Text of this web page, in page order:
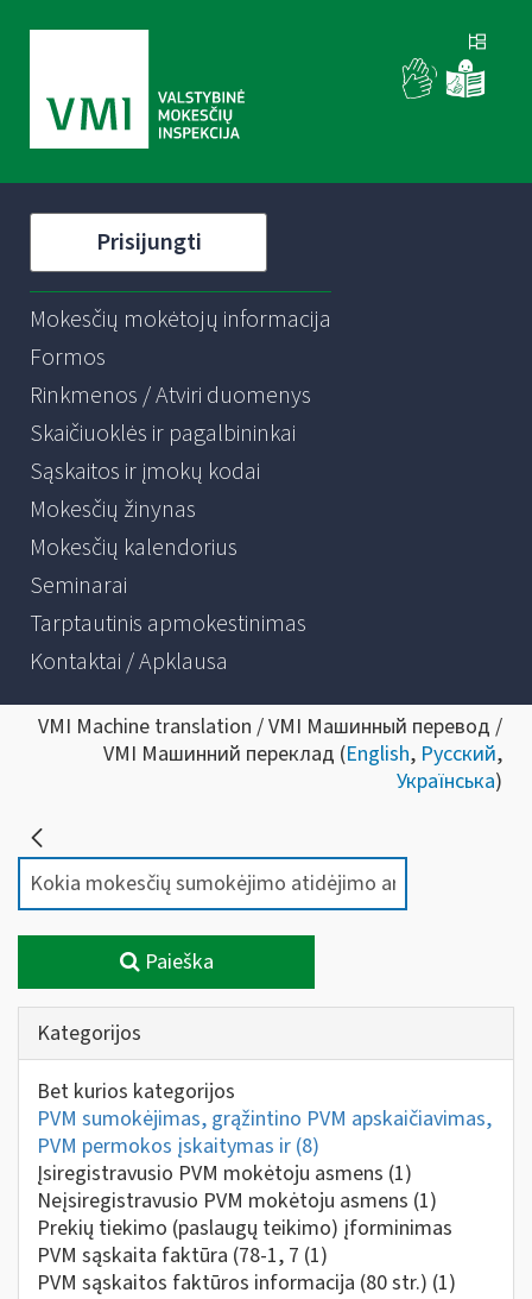
Prisijungti
Mokesčių mokėtojų informacija
Formos
Rinkmenos / Atviri duomenys
Skaičiuoklės ir pagalbininkai
Sąskaitos ir įmokų kodai
Mokesčių žinynas
Mokesčių kalendorius
Seminarai
Tarptautinis apmokestinimas
Kontaktai / Apklausa
VMI Machine translation / VMI Машинный перевод /
VMI Машинний переклад (English, Русский,
Українська)
Paieška
Kategorijos
Bet kurios kategorijos
PVM sumokėjimas, grąžintino PVM apskaičiavimas,
PVM permokos įskaitymas ir (8)
Įsiregistravusio PVM mokėtoju asmens (1)
Neįsiregistravusio PVM mokėtoju asmens (1)
Prekių tiekimo (paslaugų teikimo) įforminimas
PVM sąskaita faktūra (78-1, 7 (1)
PVM sąskaitos faktūros informacija (80 str.) (1)